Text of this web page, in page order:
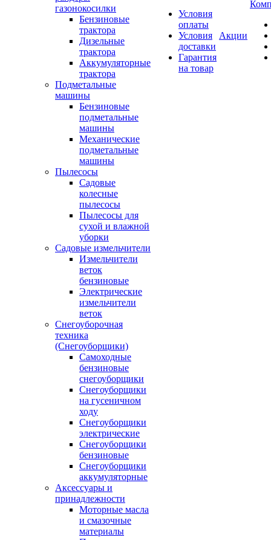
газонокосилки
Бензиновые
трактора
Дизельные
трактора
Аккумуляторные
трактора
Подметальные
машины
Бензиновые
подметальные
машины
Механические
подметальные
машины
Пылесосы
Садовые
колесные
пылесосы
Пылесосы для
сухой и влажной
уборки
Садовые измельчители
Измельчители
веток
бензиновые
Электрические
измельчители
веток
Снегоуборочная
техника
(Снегоуборщики)
Самоходные
бензиновые
снегоуборщики
Снегоуборщики
на гусеничном
ходу
Снегоуборщики
электрические
Снегоуборщики
бензиновые
Снегоуборщики
аккумуляторные
Аксессуары и
принадлежности
Моторные масла
и смазочные
материалы
Условия
оплаты
Условия
доставки
Гарантия
на товар
Акции